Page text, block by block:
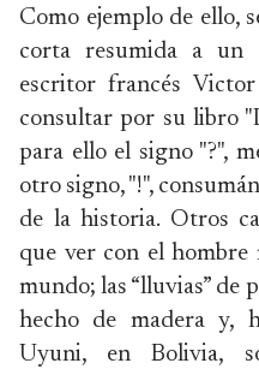
Como ejemplo de ello,
corta resumida a un
escritor francés
consultar por su libro
para ello el signo "?",
otro signo, "!",
de la historia. Otros
que ver con el hombre
mundo; las “lluvias” de
hecho de madera y,
Uyuni, en Bolivia,